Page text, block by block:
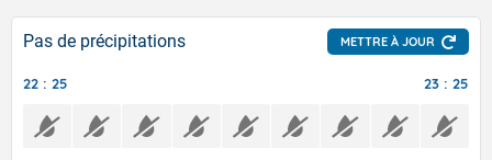
Pas de précipitations METTRE À JOUR
22 : 25 23 : 25